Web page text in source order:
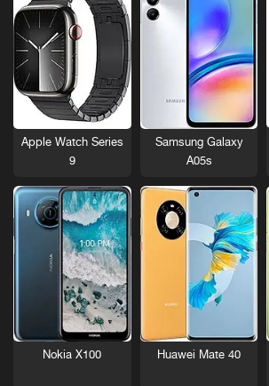
Samsung Galaxy
A05s
Apple Watch Series
9
Huawei Mate 40
Nokia X100